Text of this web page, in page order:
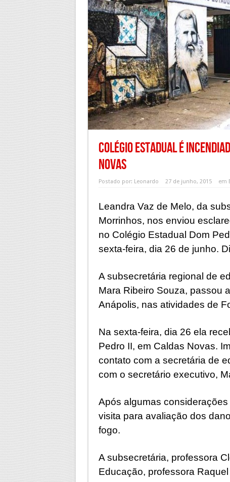
Colégio Estadual é
Novas
Postado por: Leonardo 27 de junho, 2015 em
Leandra Vaz de Melo, da
Morrinhos, nos enviou
no Colégio Estadual Dom
sexta-feira, dia 26 de junho.
A subsecretária regional de
Mara Ribeiro Souza, passou
Anápolis, nas atividades de
Na sexta-feira, dia 26 ela
Pedro II, em Caldas Novas.
contato com a secretária de
com o secretário executivo,
Após algumas
visita para avaliação dos
fogo.
A subsecretária, professora
Educação, professora